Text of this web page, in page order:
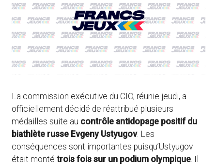
La commission exécutive du CIO, réunie jeudi, a
officiellement décidé de réattribué plusieurs
médailles suite au contrôle antidopage positif du
biathlète russe Evgeny Ustyugov. Les
conséquences sont importantes puisqu’Ustyugov
était monté trois fois sur un podium olympique. Il